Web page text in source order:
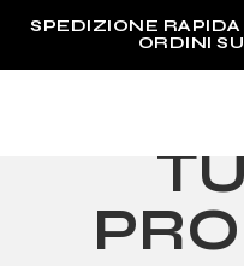
SPEDIZIONE
ORDINI